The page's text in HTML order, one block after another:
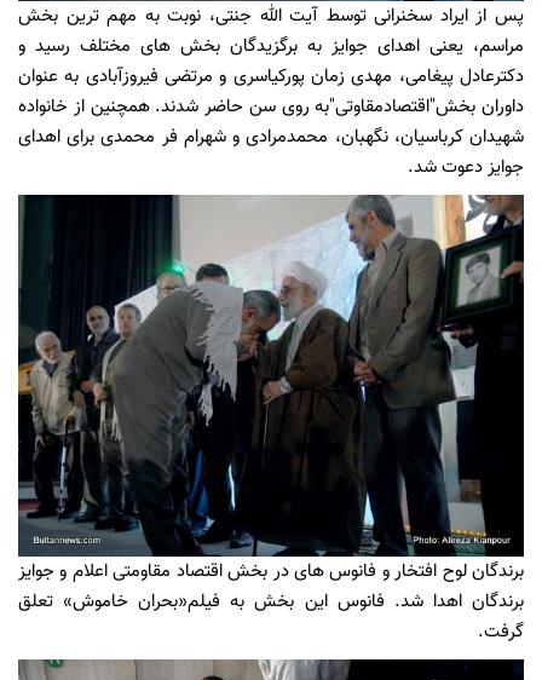
پس از ایراد سخنرانی توسط آیت الله جنتی، نوبت به مهم ترین بخش
مراسم، یعنی اهدای جوایز به برگزیدگان بخش های مختلف رسید و
دکترعادل پیغامی، مهدی زمان پورکیاسری و مرتضی فیروزآبادی به عنوان
داوران بخش"اقتصادمقاوتی"به روی سن حاضر شدند. همچنین از خانواده
شهیدان کرباسیان، نگهبان، محمدمرادی و شهرام فر محمدی برای اهدای
جوایز دعوت شد.
برندگان لوح افتخار و فانوس های در بخش اقتصاد مقاومتی اعلام و جوایز
برندگان اهدا شد. فانوس این بخش به فیلم«بحران خاموش» تعلق
گرفت.